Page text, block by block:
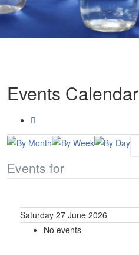
Events Calendar
Events for
Saturday 27 June 2026
No events